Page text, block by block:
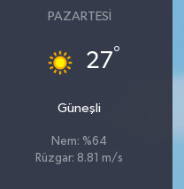
PAZARTESI
27°
Güneşli
Nem: %64
Rüzgar: 8.81 m/s